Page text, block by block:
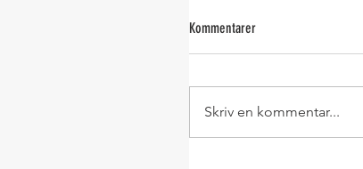
Kommentarer
Skriv en kommentar...